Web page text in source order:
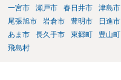
一宮市
瀬戸市 春日井市 津島市
尾張旭市
岩倉市 豊明市 日進市
あま市
長久手市 東郷町 豊山町
飛島村